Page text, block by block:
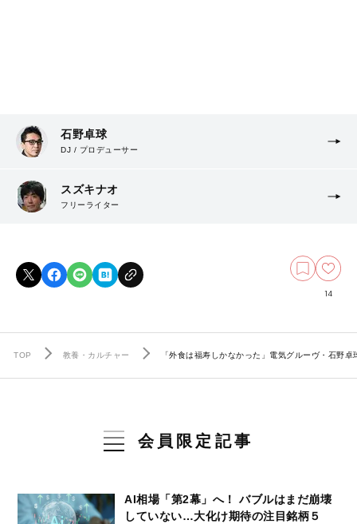
石野卓球
DJ / プロデューサー
スズキナオ
フリーライター
14
TOP 教養・カルチャー 「外食は福寿しかなかった」電気グルーヴ・石野
会員限定記事
AI相場「第2幕」へ！ バブルはまだ崩壊
していない…大化け期待の注目銘柄５